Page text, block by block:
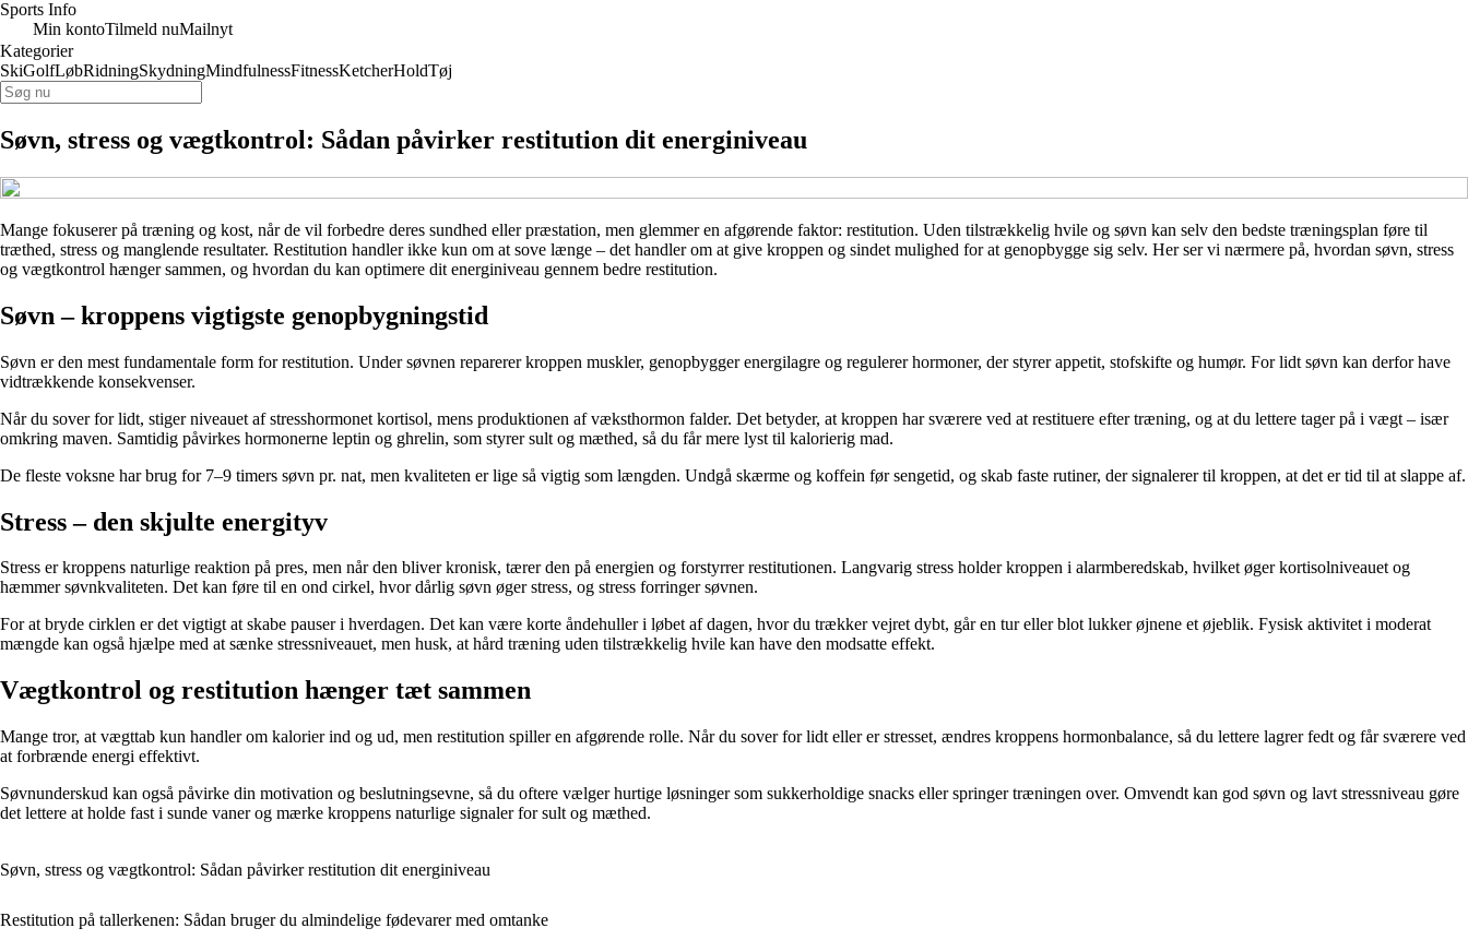
Sports Info
Min kontoTilmeld nuMailnyt
Kategorier
SkiGolfLøbRidningSkydningMindfulnessFitnessKetcherHoldTøj
Søvn, stress og vægtkontrol: Sådan påvirker restitution dit energiniveau
Mange fokuserer på træning og kost, når de vil forbedre deres sundhed eller præstation, men glemmer en afgørende faktor: restitution. Uden tilstrækkelig hvile og søvn kan selv den bedste træningsplan føre til
træthed, stress og manglende resultater. Restitution handler ikke kun om at sove længe – det handler om at give kroppen og sindet mulighed for at genopbygge sig selv. Her ser vi nærmere på, hvordan søvn, stress
og vægtkontrol hænger sammen, og hvordan du kan optimere dit energiniveau gennem bedre restitution.
Søvn – kroppens vigtigste genopbygningstid
Søvn er den mest fundamentale form for restitution. Under søvnen reparerer kroppen muskler, genopbygger energilagre og regulerer hormoner, der styrer appetit, stofskifte og humør. For lidt søvn kan derfor have
vidtrækkende konsekvenser.
Når du sover for lidt, stiger niveauet af stresshormonet kortisol, mens produktionen af væksthormon falder. Det betyder, at kroppen har sværere ved at restituere efter træning, og at du lettere tager på i vægt – især
omkring maven. Samtidig påvirkes hormonerne leptin og ghrelin, som styrer sult og mæthed, så du får mere lyst til kalorierig mad.
De fleste voksne har brug for 7–9 timers søvn pr. nat, men kvaliteten er lige så vigtig som længden. Undgå skærme og koffein før sengetid, og skab faste rutiner, der signalerer til kroppen, at det er tid til at slappe af.
Stress – den skjulte energityv
Stress er kroppens naturlige reaktion på pres, men når den bliver kronisk, tærer den på energien og forstyrrer restitutionen. Langvarig stress holder kroppen i alarmberedskab, hvilket øger kortisolniveauet og
hæmmer søvnkvaliteten. Det kan føre til en ond cirkel, hvor dårlig søvn øger stress, og stress forringer søvnen.
For at bryde cirklen er det vigtigt at skabe pauser i hverdagen. Det kan være korte åndehuller i løbet af dagen, hvor du trækker vejret dybt, går en tur eller blot lukker øjnene et øjeblik. Fysisk aktivitet i moderat
mængde kan også hjælpe med at sænke stressniveauet, men husk, at hård træning uden tilstrækkelig hvile kan have den modsatte effekt.
Vægtkontrol og restitution hænger tæt sammen
Mange tror, at vægttab kun handler om kalorier ind og ud, men restitution spiller en afgørende rolle. Når du sover for lidt eller er stresset, ændres kroppens hormonbalance, så du lettere lagrer fedt og får sværere ved
at forbrænde energi effektivt.
Søvnunderskud kan også påvirke din motivation og beslutningsevne, så du oftere vælger hurtige løsninger som sukkerholdige snacks eller springer træningen over. Omvendt kan god søvn og lavt stressniveau gøre
det lettere at holde fast i sunde vaner og mærke kroppens naturlige signaler for sult og mæthed.
Søvn, stress og vægtkontrol: Sådan påvirker restitution dit energiniveau
Restitution på tallerkenen: Sådan bruger du almindelige fødevarer med omtanke